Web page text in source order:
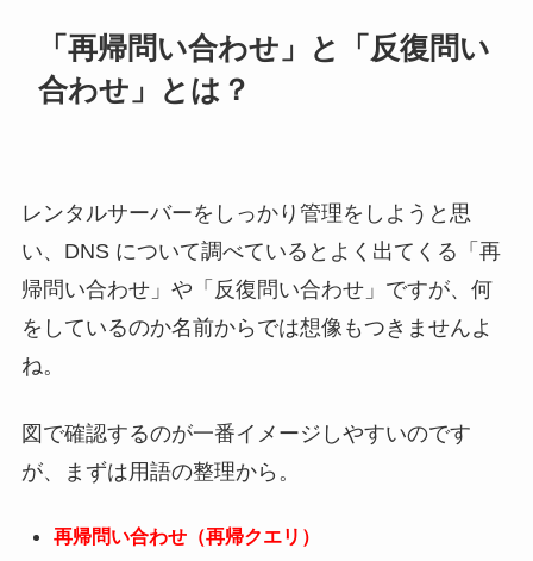
「再帰問い合わせ」と「反復問い
合わせ」とは？
レンタルサーバーをしっかり管理をしようと思
い、DNS について調べているとよく出てくる「再
帰問い合わせ」や「反復問い合わせ」ですが、何
をしているのか名前からでは想像もつきませんよ
ね。
図で確認するのが一番イメージしやすいのです
が、まずは用語の整理から。
再帰問い合わせ（再帰クエリ）